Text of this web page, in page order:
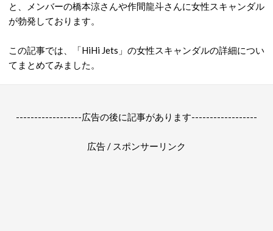
と、メンバーの橋本涼さんや作間龍斗さんに女性スキャンダル
が勃発しております。
この記事では、「HiHi Jets」の女性スキャンダルの詳細につい
てまとめてみました。
------------------広告の後に記事があります------------------
広告 / スポンサーリンク